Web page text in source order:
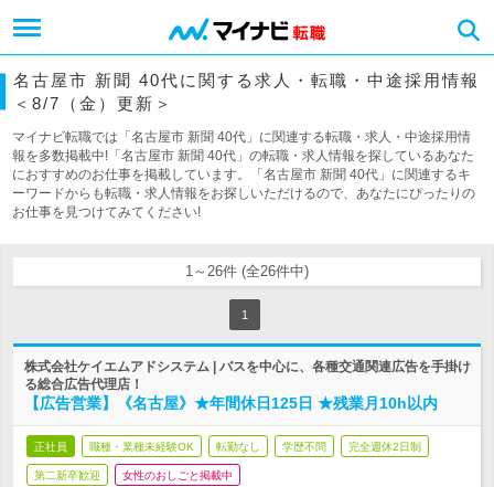
名古屋市 新聞 40代に関する求人・転職・中途採用情報
＜8/7（金）更新＞
マイナビ転職では「名古屋市 新聞 40代」に関連する転職・求人・中途採用情
報を多数掲載中!「名古屋市 新聞 40代」の転職・求人情報を探しているあなた
におすすめのお仕事を掲載しています。「名古屋市 新聞 40代」に関連するキ
ーワードからも転職・求人情報をお探しいただけるので、あなたにぴったりの
お仕事を見つけてみてください!
1～26件 (全26件中)
1
株式会社ケイエムアドシステム | バスを中心に、各種交通関連広告を手掛け
る総合広告代理店！
【広告営業】《名古屋》★年間休日125日 ★残業月10h以内
正社員 職種・業種未経験OK 転勤なし 学歴不問 完全週休2日制
第二新卒歓迎 女性のおしごと掲載中